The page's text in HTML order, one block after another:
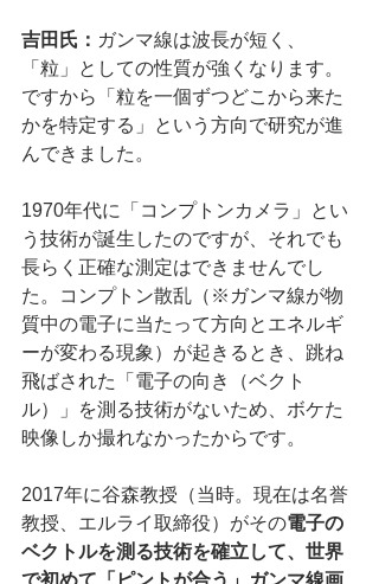
吉田氏： ガンマ線は波長が短く、
「粒」としての性質が強くなります。
ですから「粒を一個ずつどこから来た
かを特定する」という方向で研究が進
んできました。
1970年代に「コンプトンカメラ」とい
う技術が誕生したのですが、それでも
長らく正確な測定はできませんでし
た。コンプトン散乱（※ガンマ線が物
質中の電子に当たって方向とエネルギ
ーが変わる現象）が起きるとき、跳ね
飛ばされた「電子の向き（ベクト
ル）」を測る技術がないため、ボケた
映像しか撮れなかったからです。
2017年に谷森教授（当時。現在は名誉
教授、エルライ取締役）がその電子の
ベクトルを測る技術を確立して、世界
で初めて「ピントが合う」ガンマ線画